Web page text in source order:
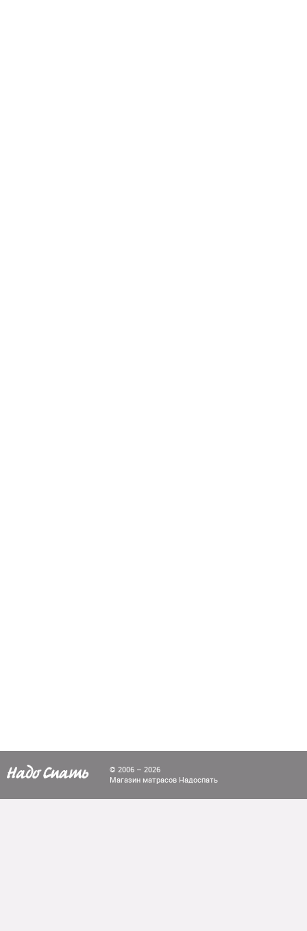
© 2006 – 2026
Магазин матрасов Надоспать